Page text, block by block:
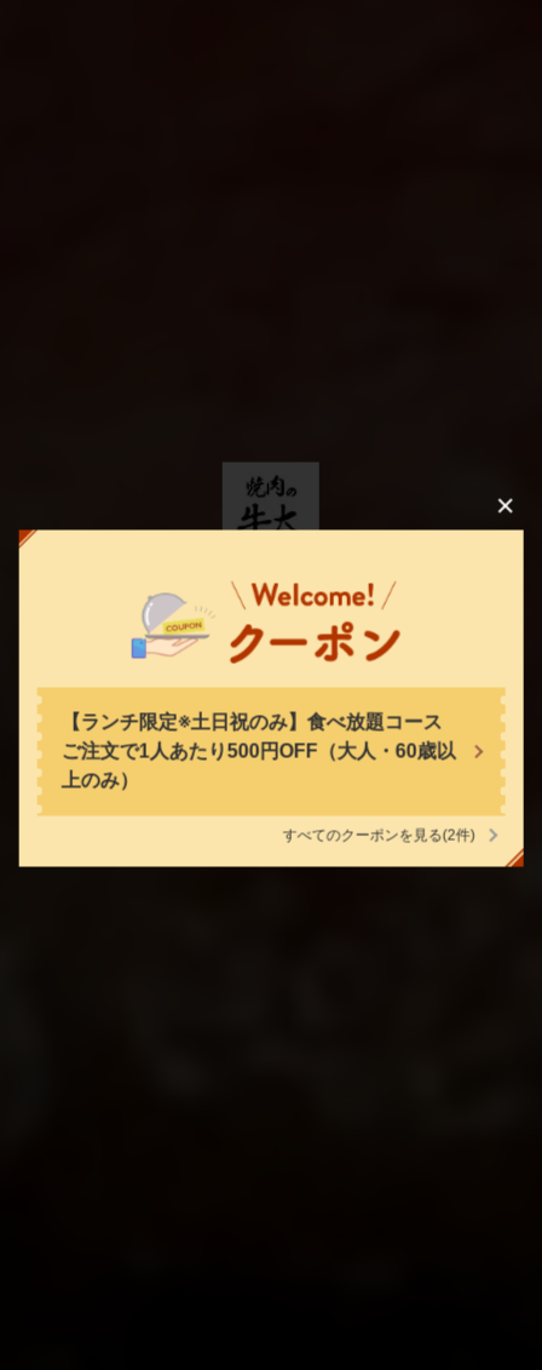
【ランチ限定※土日祝のみ】食べ放題コース
ご注文で1人あたり500円OFF（大人・60歳以
上のみ）
すべてのクーポンを見る(2件)
焼肉の牛太 飾磨店
空席確認・予約する
この店舗情報をシェアする
兵庫県姫路市飾磨区中島619-2
https://gyutashikama.owst.jp/
お店情報をコピー